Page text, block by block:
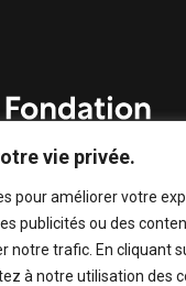
vie privée.
pour améliorer votre
publicités ou des
notre trafic. En cliquant
à notre utilisation des